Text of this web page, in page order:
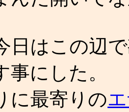
日はこの辺
事にした。
に最寄りの